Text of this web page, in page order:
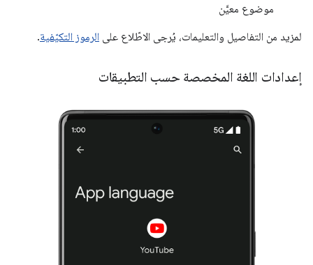
موضوع معيَّن
لمزيد من التفاصيل والتعليمات، يُرجى الاطّلاع على الرموز التكيّفية.
إعدادات اللغة المخصصة حسب التطبيقات